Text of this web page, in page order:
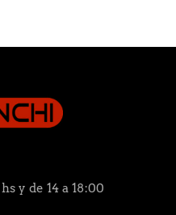
y de 14 a 18:00